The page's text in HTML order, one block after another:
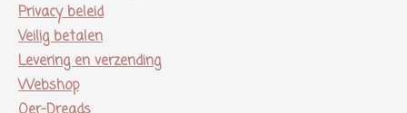
Privacy beleid
Veilig betalen
Levering en verzending
Webshop